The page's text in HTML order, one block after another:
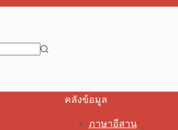
คลังข้อมูล
ภาษาอีสาน